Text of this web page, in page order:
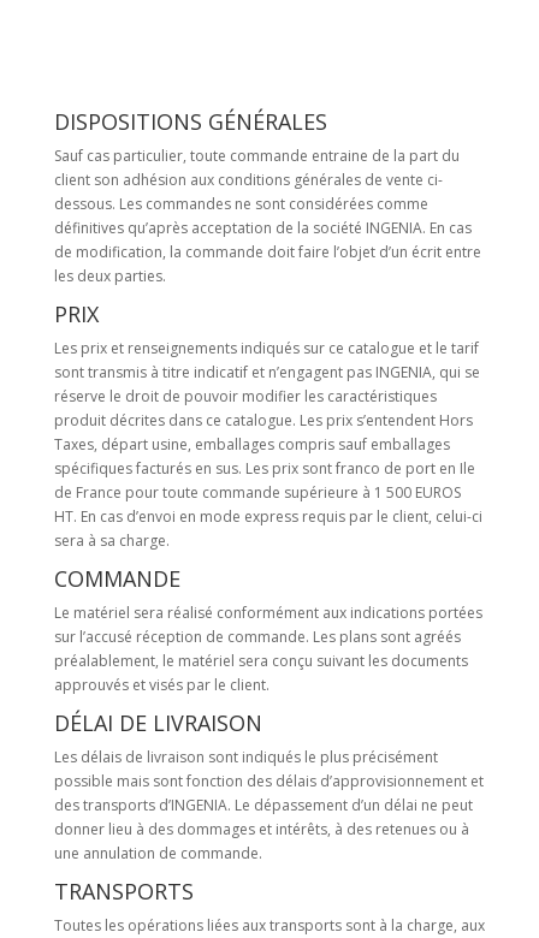
DISPOSITIONS GÉNÉRALES
Sauf cas particulier, toute commande entraine de la part du
client son adhésion aux conditions générales de vente ci-
dessous. Les commandes ne sont considérées comme
définitives qu’après acceptation de la société INGENIA. En cas
de modification, la commande doit faire l’objet d’un écrit entre
les deux parties.
PRIX
Les prix et renseignements indiqués sur ce catalogue et le tarif
sont transmis à titre indicatif et n’engagent pas INGENIA, qui se
réserve le droit de pouvoir modifier les caractéristiques
produit décrites dans ce catalogue. Les prix s’entendent Hors
Taxes, départ usine, emballages compris sauf emballages
spécifiques facturés en sus. Les prix sont franco de port en Ile
de France pour toute commande supérieure à 1 500 EUROS
HT. En cas d’envoi en mode express requis par le client, celui-ci
sera à sa charge.
COMMANDE
Le matériel sera réalisé conformément aux indications portées
sur l’accusé réception de commande. Les plans sont agréés
préalablement, le matériel sera conçu suivant les documents
approuvés et visés par le client.
DÉLAI DE LIVRAISON
Les délais de livraison sont indiqués le plus précisément
possible mais sont fonction des délais d’approvisionnement et
des transports d’INGENIA. Le dépassement d’un délai ne peut
donner lieu à des dommages et intérêts, à des retenues ou à
une annulation de commande.
TRANSPORTS
Toutes les opérations liées aux transports sont à la charge, aux